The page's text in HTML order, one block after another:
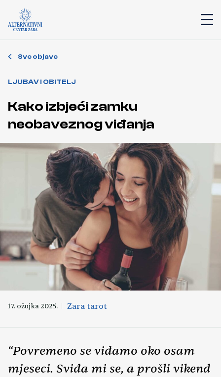
Sve objave
LJUBAV I OBITELJ
Kako izbjeći zamku
neobaveznog viđanja
17. ožujka 2025. Zara tarot
“Povremeno se viđamo oko osam
mjeseci. Sviđa mi se, a prošli vikend